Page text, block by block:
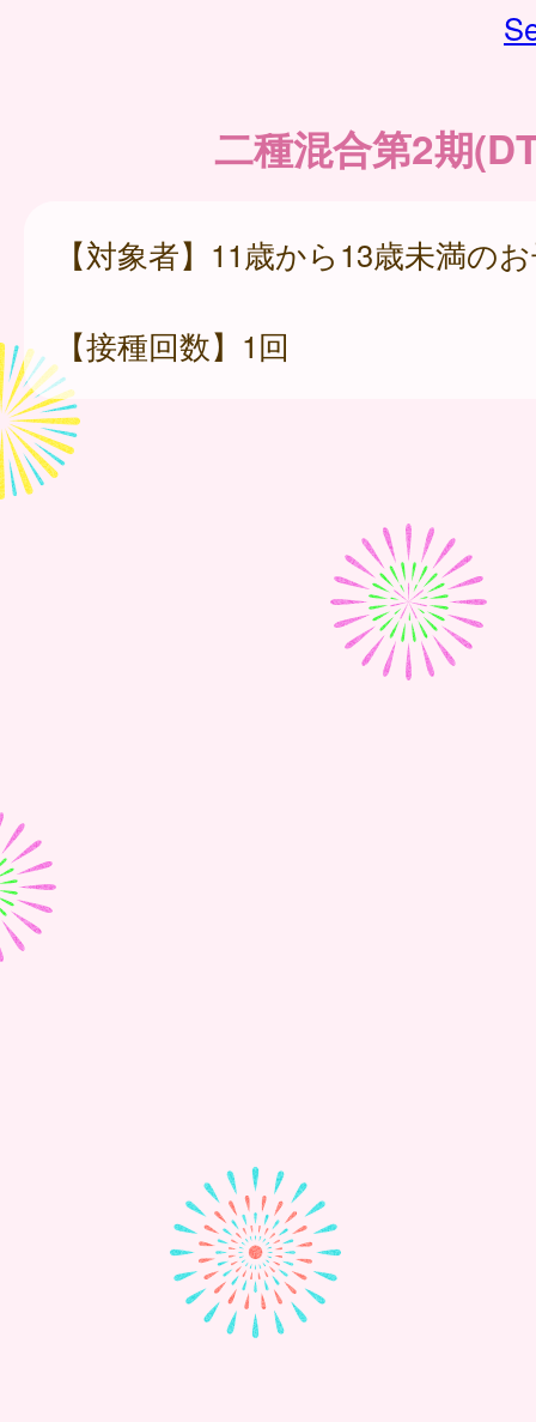
二種混合第2期
【対象者】11歳から13歳未満の
【接種回数】1回